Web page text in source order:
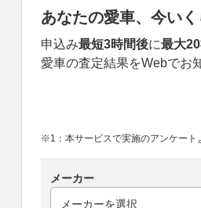
あなたの愛車、今いく
申込み最短3時間後に最大
愛車の査定結果をWebでお
※1：本サービスで実施のアンケート
メーカー